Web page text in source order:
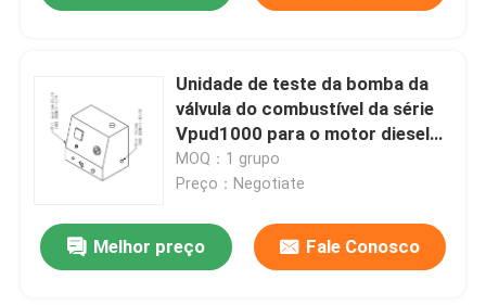
Unidade de teste da bomba da
válvula do combustível da série
Vpud1000 para o motor diesel
do CCM Meb Mec Mk
MOQ：1 grupo
Preço：Negotiate
Melhor preço Fale Conosco